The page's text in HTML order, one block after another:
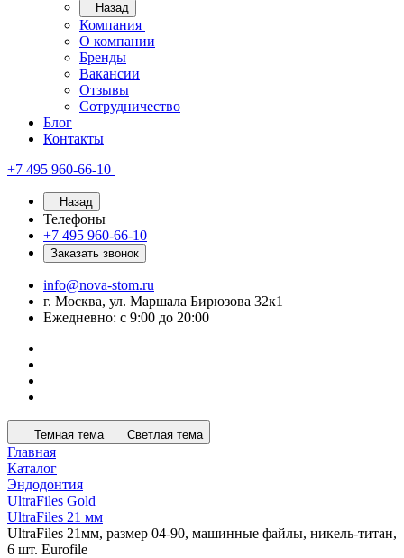
Назад
Компания
О компании
Бренды
Вакансии
Отзывы
Сотрудничество
Блог
Контакты
+7 495 960-66-10
Назад
Телефоны
+7 495 960-66-10
Заказать звонок
info@nova-stom.ru
г. Москва, ул. Маршала Бирюзова 32к1
Ежедневно: с 9:00 до 20:00
Темная тема Светлая тема
Главная
Каталог
Эндодонтия
UltraFiles Gold
UltraFiles 21 мм
UltraFiles 21мм, размер 04-90, машинные файлы, никель-титан,
6 шт. Eurofile